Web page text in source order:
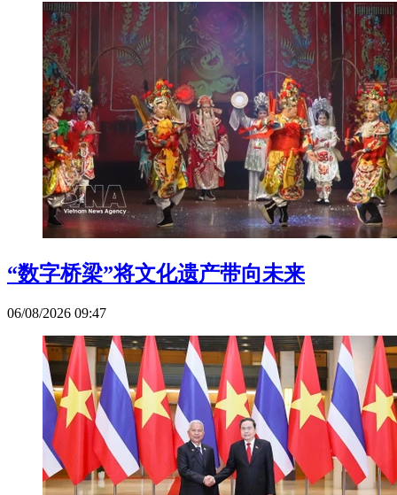
“数字桥梁”将文化遗产带向未来
06/08/2026 09:47